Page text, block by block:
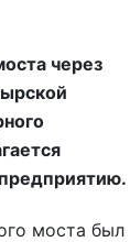
через
моста был